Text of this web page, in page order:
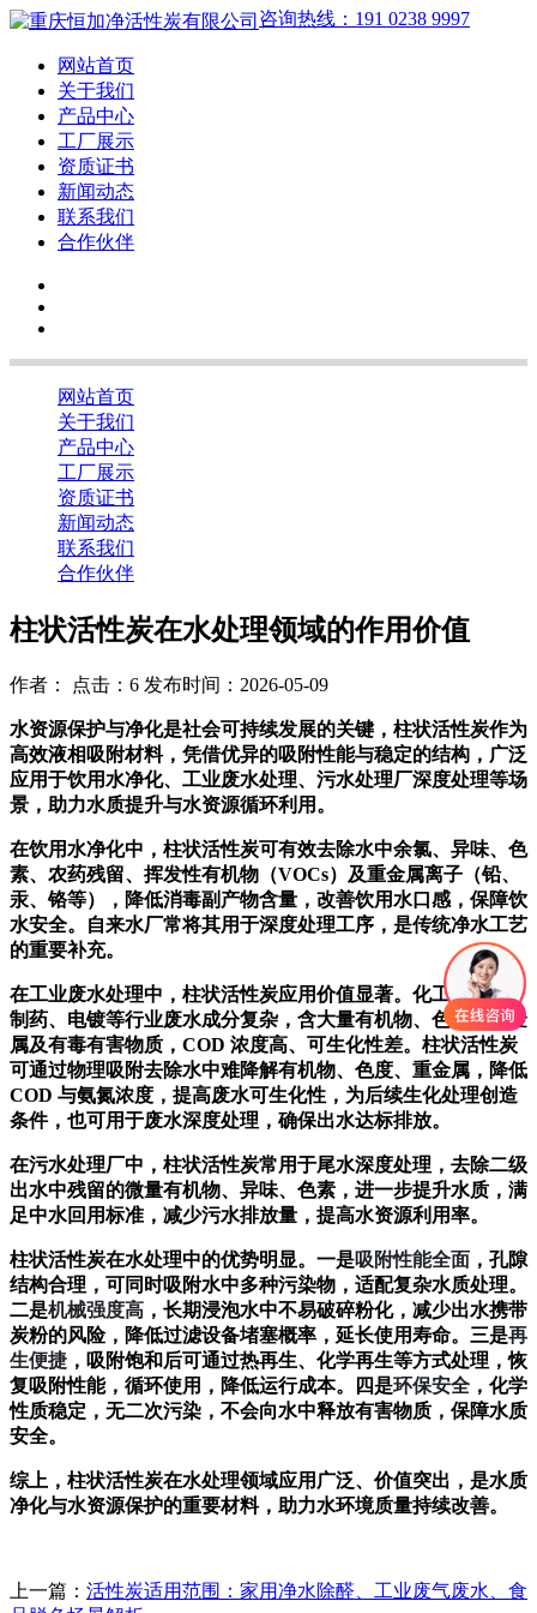
咨询热线：191 0238 9997
网站首页
关于我们
产品中心
工厂展示
资质证书
新闻动态
联系我们
合作伙伴
网站首页
关于我们
产品中心
工厂展示
资质证书
新闻动态
联系我们
合作伙伴
柱状活性炭在水处理领域的作用价值
作者： 点击：6 发布时间：2026-05-09
水资源保护与净化是社会可持续发展的关键，柱状活性炭作为
高效液相吸附材料，凭借优异的吸附性能与稳定的结构，广泛
应用于饮用水净化、工业废水处理、污水处理厂深度处理等场
景，助力水质提升与水资源循环利用。
在饮用水净化中，柱状活性炭可有效去除水中余氯、异味、色
素、农药残留、挥发性有机物（VOCs）及重金属离子（铅、
汞、铬等），降低消毒副产物含量，改善饮用水口感，保障饮
水安全。自来水厂常将其用于深度处理工序，是传统净水工艺
的重要补充。
在工业废水处理中，柱状活性炭应用价值显著。化工、印染、
制药、电镀等行业废水成分复杂，含大量有机物、色度、重金
属及有毒有害物质，COD 浓度高、可生化性差。柱状活性炭
可通过物理吸附去除水中难降解有机物、色度、重金属，降低
COD 与氨氮浓度，提高废水可生化性，为后续生化处理创造
条件，也可用于废水深度处理，确保出水达标排放。
在污水处理厂中，柱状活性炭常用于尾水深度处理，去除二级
出水中残留的微量有机物、异味、色素，进一步提升水质，满
足中水回用标准，减少污水排放量，提高水资源利用率。
柱状活性炭在水处理中的优势明显。一是吸附性能全面 ，孔隙
结构合理，可同时吸附水中多种污染物，适配复杂水质处理。
二是机械强度高 ，长期浸泡水中不易破碎粉化，减少出水携带
炭粉的风险，降低过滤设备堵塞概率，延长使用寿命。三是再
生便捷 ，吸附饱和后可通过热再生、化学再生等方式处理，恢
复吸附性能，循环使用，降低运行成本。四是环保安全 ，化学
性质稳定，无二次污染，不会向水中释放有害物质，保障水质
安全。
综上，柱状活性炭在水处理领域应用广泛、价值突出，是水质
净化与水资源保护的重要材料，助力水环境质量持续改善。
上一篇： 活性炭适用范围：家用净水除醛、工业废气废水、食